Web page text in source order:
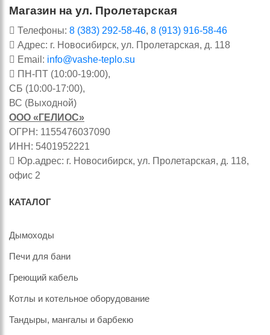
Магазин на ул. Пролетарская
Телефоны: 8 (383) 292-58-46, 8 (913) 916-58-46
Адрес: г. Новосибирск, ул. Пролетарская, д. 118
Email: info@vashe-teplo.su
ПН-ПТ (10:00-19:00),
СБ (10:00-17:00),
ВС (Выходной)
ООО «ГЕЛИОС»
ОГРН: 1155476037090
ИНН: 5401952221
Юр.адрес: г. Новосибирск, ул. Пролетарская, д. 118,
офис 2
КАТАЛОГ
Дымоходы
Печи для бани
Греющий кабель
Котлы и котельное оборудование
Тандыры, мангалы и барбекю